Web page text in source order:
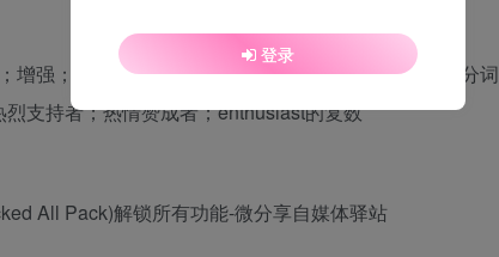
增强；长大；长高；发育；成长；生长；grow的现在分词
支持者；热情赞成者；enthusiast的复数
登录